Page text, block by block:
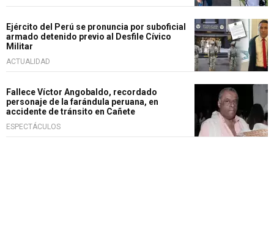
Ejército del Perú se pronuncia por suboficial
armado detenido previo al Desfile Cívico
Militar
ACTUALIDAD
Fallece Víctor Angobaldo, recordado
personaje de la farándula peruana, en
accidente de tránsito en Cañete
ESPECTÁCULOS